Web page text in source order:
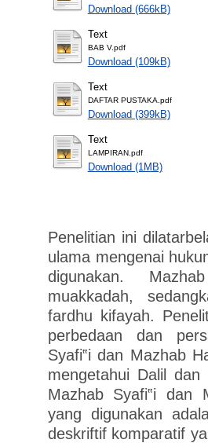
Download (666kB)
Text
BAB V.pdf
Download (109kB)
Text
DAFTAR PUSTAKA.pdf
Download (399kB)
Text
LAMPIRAN.pdf
Download (1MB)
Penelitian ini
ulama mengenai
digunakan.
muakkadah,
fardhu kifayah.
perbedaan dan
Syafi‟i dan Mazhab
mengetahui Dalil
Mazhab Syafi‟i dan
yang digunakan
deskriftif komparatif